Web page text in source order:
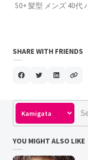
50+ 髪型 メンズ 40代
SHARE WITH FRIENDS
YOU MIGHT ALSO LIKE